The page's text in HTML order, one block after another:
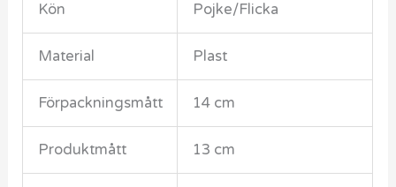
Kön Pojke/Flicka
Material Plast
Förpackningsmått 14 cm
Produktmått 13 cm